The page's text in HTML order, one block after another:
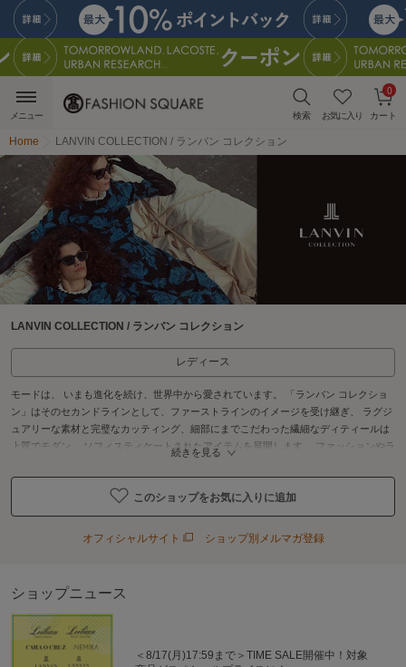
検索 お気に入り カート
0
メニュー
Home LANVIN COLLECTION / ランバン コレクション
LANVIN COLLECTION / ランバン コレクション
レディース
モードは、 いまも進化を続け、世界中から愛されています。 「ランバン コレクショ
ン」はそのセカンドラインとして、ファーストラインのイメージを受け継ぎ、 ラグジ
ュアリーな素材と完璧なカッティング、細部にまでこだわった繊細なディティールは
上質でモダン、 ソフィスティケートされたアイテムを展開します。 ファッションやラ
る、 トータルコレクションをそろえています。
続きを見る
このショップをお気に入りに追加
オフィシャルサイト ショップ別メルマガ登録
ショップニュース
＜8/17(月)17:59まで＞TIME SALE開催中！対象